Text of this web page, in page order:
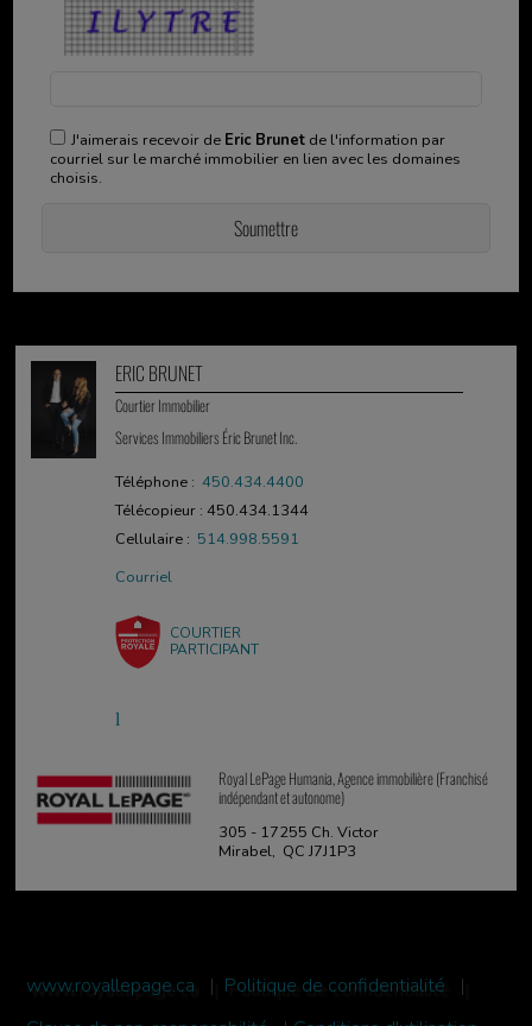
J'aimerais recevoir de Eric Brunetde l'information par
courriel sur le marché immobilier en lien avec les domaines
choisis.
ERIC BRUNET
Courtier Immobilier
Services Immobiliers Éric Brunet Inc.
Téléphone :450.434.4400
Télécopieur : 450.434.1344
Cellulaire : 514.998.5591
Courriel
COURTIER
PARTICIPANT
Royal LePage Humania, Agence immobilière (Franchisé
indépendant et autonome)
305 - 17255 Ch. Victor
Mirabel, QC J7J1P3
www.royallepage.ca | Politique de confidentialité
|